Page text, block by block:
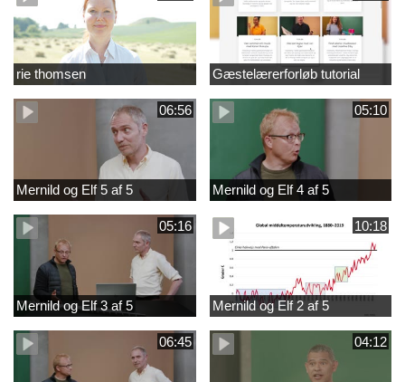
rie thomsen Gæstelærerforløb tutorial
06:56
Mernild og Elf 5 af 5
05:10
Mernild og Elf 4 af 5
05:16
Mernild og Elf 3 af 5
10:18
Mernild og Elf 2 af 5
06:45 04:12